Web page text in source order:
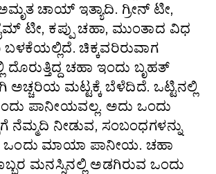
ಚಾಯ್ ಇತ್ಯಾದಿ. ಗ್ರೀನ್ ಟೀ,
ಟೀ, ಕಪ್ಪು ಚಹಾ, ಮುಂತಾದ ವಿಧ
ಚಿಕ್ಕವರಿರುವಾಗ
ಚಹಾ ಇಂದು ಬೃಹತ್
ಅಚ್ಚರಿಯ ಮಟ್ಟಕ್ಕೆ ಬೆಳೆದಿದೆ. ಒಟ್ಟಿನಲ್ಲಿ
ಪಾನೀಯವಲ್ಲ. ಅದು ಒಂದು
ನೆಮ್ಮದಿ ನೀಡುವ, ಸಂಬಂಧಗಳನ್ನು
ಒಂದು ಮಾಯಾ ಪಾನೀಯ. ಚಹಾ
ಮನಸ್ಸಿನಲ್ಲಿ ಅಡಗಿರುವ ಒಂದು